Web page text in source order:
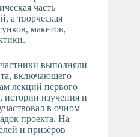
часть
а творческая
макетов,
выполняли
включающего
лекций первого
истории изучения и
в очном
проекта. На
и призёров